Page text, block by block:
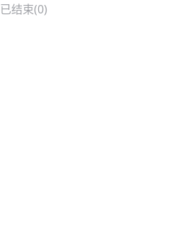
已结束(0)